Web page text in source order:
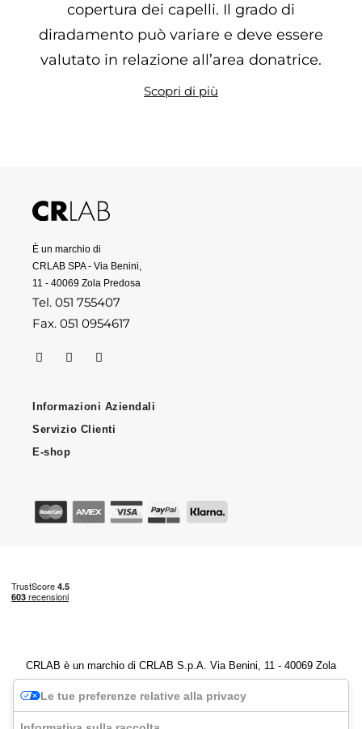
copertura dei capelli. Il grado di
diradamento può variare e deve essere
valutato in relazione all’area donatrice.
Scopri di più
È un marchio di
CRLAB SPA - Via Benini,
11 - 40069 Zola Predosa
Tel. 051 755407
Fax. 051 0954617
Informazioni Aziendali
Servizio Clienti
E-shop
CRLAB è un marchio di CRLAB S.p.A. Via Benini, 11 - 40069 Zola
Predosa (BO) - P.IVA 04247251202
Le tue preferenze relative alla privacy